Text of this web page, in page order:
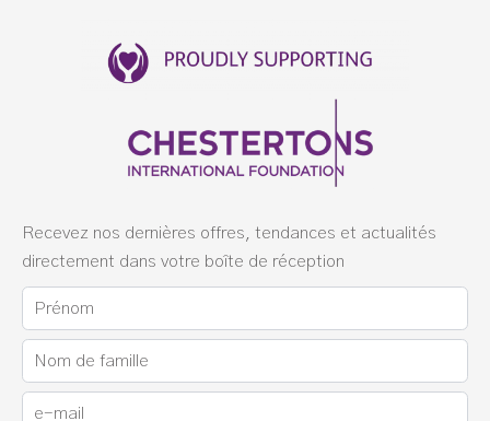
Recevez nos dernières offres, tendances et actualités
directement dans votre boîte de réception